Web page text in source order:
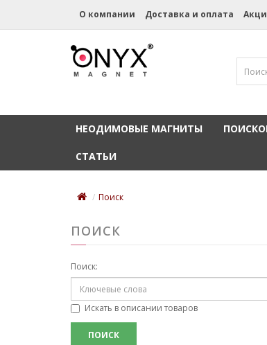
О компании Доставка и оплата
НЕОДИМОВЫЕ МАГНИТЫ
СТАТЬИ
Поиск
ПОИСК
Поиск:
Искать в описании товаров